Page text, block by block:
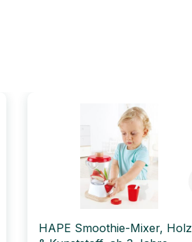
HAPE Smoothie-Mixer, Holz